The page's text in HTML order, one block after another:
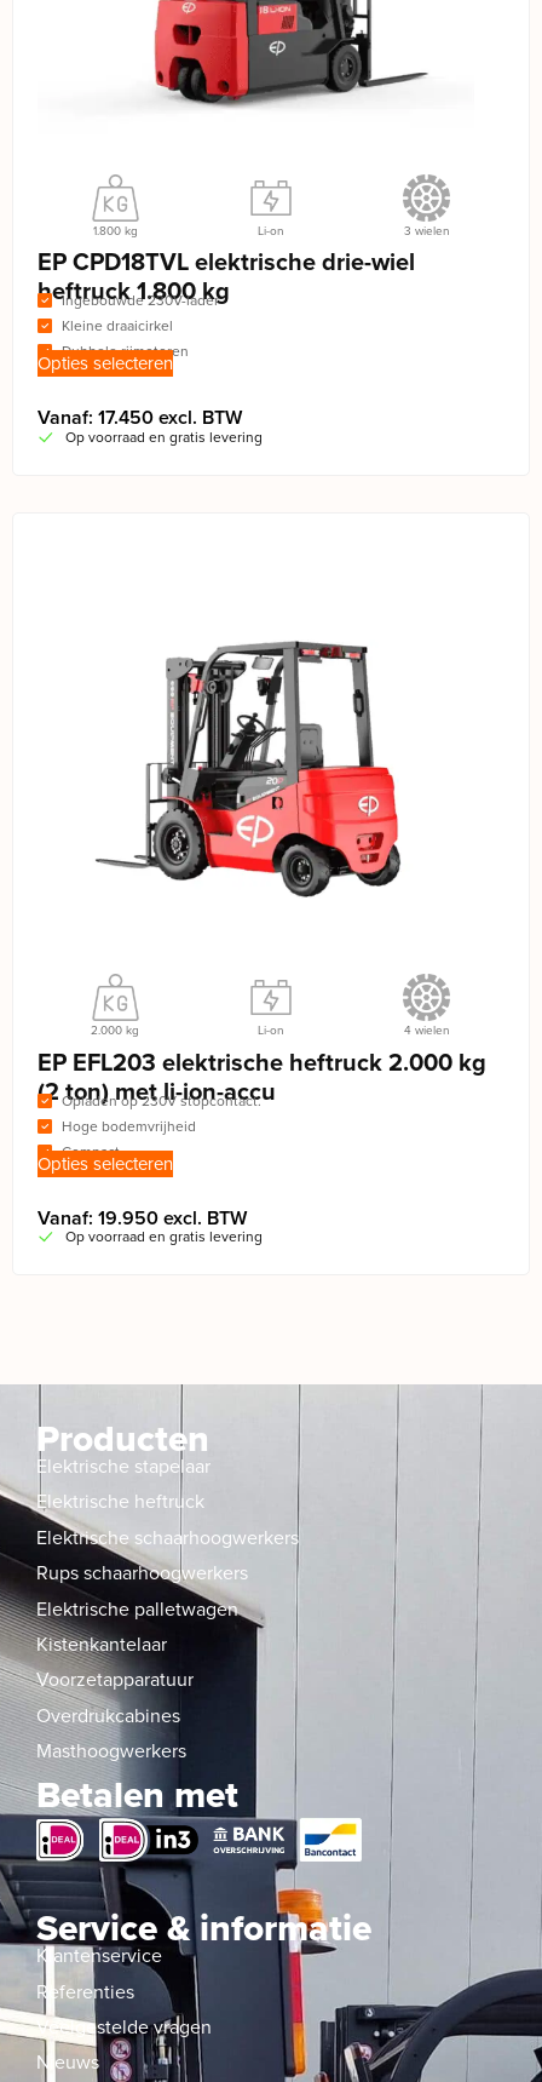
1.800 kg Li-on 3 wielen
EP CPD18TVL elektrische drie-wiel
heftruck 1.800 kg
Ingebouwde 230V-lader
Kleine draaicirkel
Dubbele rijmotoren
Opties selecteren
Vanaf: 17.450 excl. BTW
Op voorraad en gratis levering
2.000 kg Li-on 4 wielen
EP EFL203 elektrische heftruck 2.000 kg
(2 ton) met li-ion-accu
Opladen op 230V stopcontact.
Hoge bodemvrijheid
Compact
Opties selecteren
Vanaf: 19.950 excl. BTW
Op voorraad en gratis levering
Producten
Elektrische stapelaar
Elektrische heftruck
Elektrische schaarhoogwerkers
Rups schaarhoogwerkers
Elektrische palletwagen
Kistenkantelaar
Voorzetapparatuur
Overdrukcabines
Masthoogwerkers
Betalen met
Service & informatie
Klantenservice
Referenties
Veelgestelde vragen
Nieuws